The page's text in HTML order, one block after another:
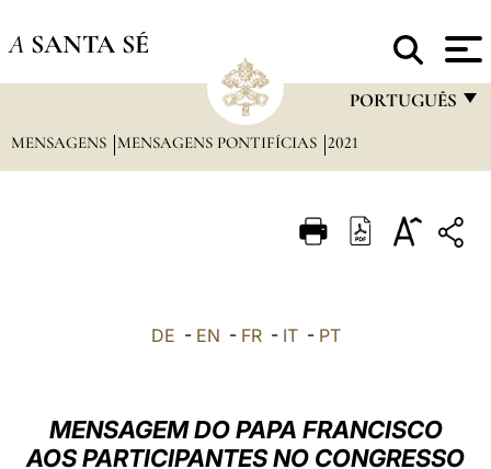
A SANTA SÉ
PORTUGUÊS
FRANÇAIS
ITALIANO
العربيّة
MENSAGENS MENSAGENS PONTIFÍCIAS 2021
DE - EN - FR- IT- PT
MENSAGEM DO PAPA FRANCISCO
AOS PARTICIPANTES NO CONGRESSO